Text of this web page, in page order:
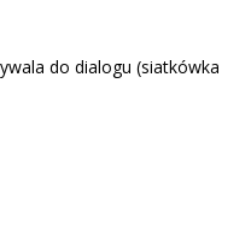
do dialogu (siatkówka